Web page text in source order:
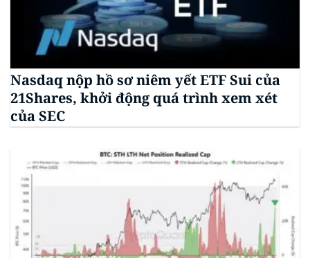
Nasdaq nộp hồ sơ niêm yết ETF Sui của
21Shares, khởi động quá trình xem xét
của SEC